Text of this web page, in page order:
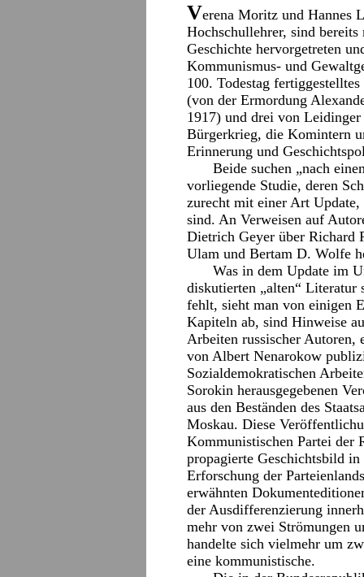
Verena Moritz und Hannes
Hochschullehrer, sind
Geschichte hervorgetreten
Kommunismus- und
100. Todestag
(von der Ermordung
1917) und drei von
Bürgerkrieg, die Komintern
Erinnerung und
Beide suchen „nach
vorliegende Studie, deren
zurecht mit einer Art
sind. An Verweisen auf
Dietrich Geyer über Richard
Ulam und Bertam D. Wolfe
Was in dem Update im
diskutierten „alten“ Literatur
fehlt, sieht man von einigen
Kapiteln ab, sind Hinweise
Arbeiten russischer Autoren,
von Albert Nenarokow
Sozialdemokratischen
Sorokin herausgegebenen
aus den Beständen des
Moskau. Diese
Kommunistischen Partei der
propagierte Geschichtsbild
Erforschung der
erwähnten
der Ausdifferenzierung
mehr von zwei Strömungen
handelte sich vielmehr um
eine kommunistische.